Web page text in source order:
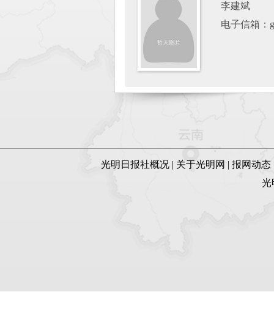
李建斌
电子信箱：
光明日报社概况 | 关于光明网 |报网动态
光